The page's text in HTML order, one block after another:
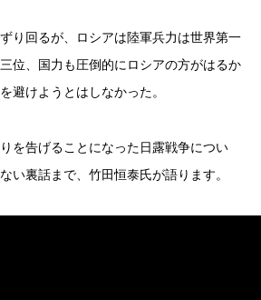
り回るが、ロシアは陸軍兵力は世界第一
位、国力も圧倒的にロシアの方がはるか
避けようとはしなかった。
を告げることになった日露戦争につい
い裏話まで、竹田恒泰氏が語ります。